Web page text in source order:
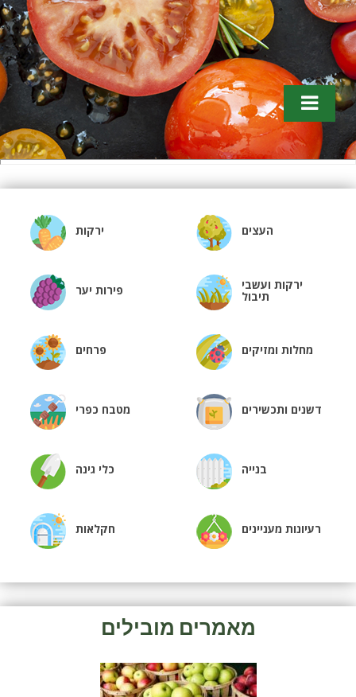
Tomathouse.com. טיפים לגננים
ירקות העצים
פירות יער ירקות ועשבי
תיבול
פרחים מחלות ומזיקים
מטבח כפרי דשנים ותכשירים
כלי גינה בנייה
חקלאות רעיונות מעניינים
מאמרים מובילים